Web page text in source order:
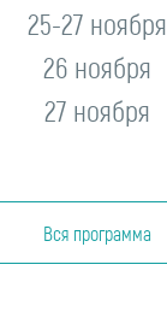
25-27 ноября
26 ноября
27 ноября
Вся программа